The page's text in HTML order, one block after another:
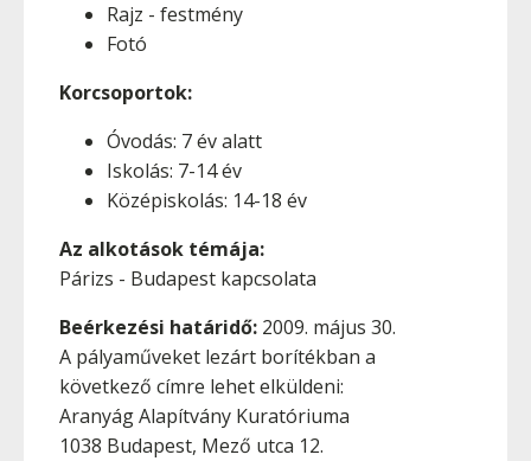
Rajz - festmény
Fotó
Korcsoportok:
Óvodás: 7 év alatt
Iskolás: 7-14 év
Középiskolás: 14-18 év
Az alkotások témája:
Párizs - Budapest kapcsolata
Beérkezési határidő: 2009. május 30.
A pályaműveket lezárt borítékban a
következő címre lehet elküldeni:
Aranyág Alapítvány Kuratóriuma
1038 Budapest, Mező utca 12.